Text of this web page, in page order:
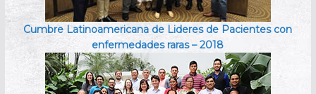
Cumbre Latinoamericana de Lideres de Pacientes con
enfermedades raras – 2018